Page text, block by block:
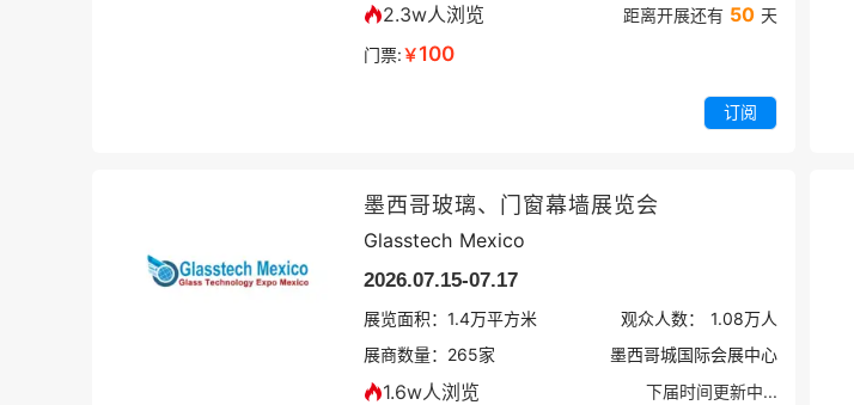
2.3w人浏览 距离开展还有 50 天
门票:￥100
订阅
墨西哥玻璃、门窗幕墙展览会
Glasstech Mexico
2026.07.15-07.17
展览面积： 1.4万平方米 观众人数： 1.08万人
展商数量： 265家 墨西哥城国际会展中心
1.6w人浏览
下届时间更新中...